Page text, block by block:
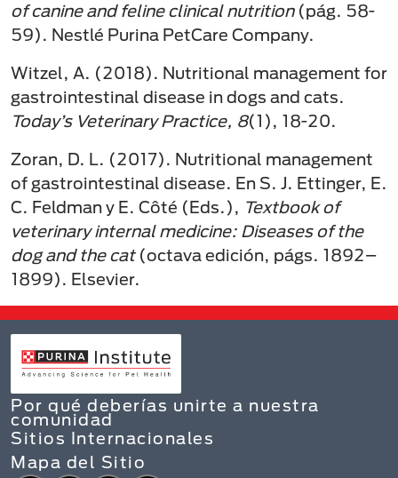
of canine and feline clinical nutrition(pág. 58-
59). Nestlé Purina PetCare Company.
Witzel, A. (2018). Nutritional management for
gastrointestinal disease in dogs and cats.
Today’s Veterinary Practice, 8(1), 18-20.
Zoran, D. L. (2017). Nutritional management
of gastrointestinal disease. En S. J. Ettinger, E.
C. Feldman y E. Côté (Eds.), Textbook of
veterinary internal medicine: Diseases of the
dog and the cat (octava edición, págs. 1892–
1899). Elsevier.
Por qué deberías unirte a nuestra
comunidad
Sitios Internacionales
Mapa del Sitio